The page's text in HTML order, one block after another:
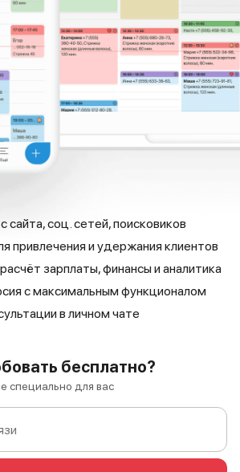
сайта, соц. сетей, поисковиков
привлечения и удержания клиентов
зарплаты, финансы и аналитика
с максимальным функционалом
в личном чате
бесплатно?
для вас